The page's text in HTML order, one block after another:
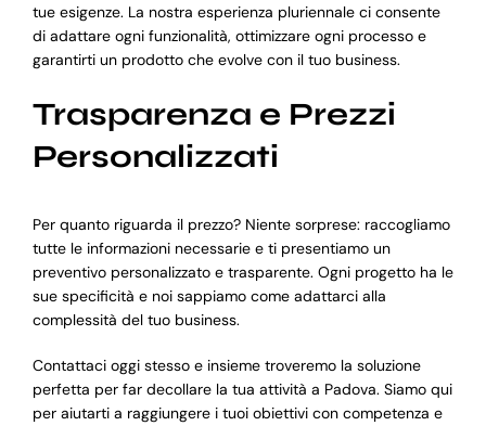
tue esigenze. La nostra esperienza pluriennale ci consente
di adattare ogni funzionalità, ottimizzare ogni processo e
garantirti un prodotto che evolve con il tuo business.
Trasparenza e Prezzi
Personalizzati
Per quanto riguarda il prezzo? Niente sorprese: raccogliamo
tutte le informazioni necessarie e ti presentiamo un
preventivo personalizzato e trasparente. Ogni progetto ha le
sue specificità e noi sappiamo come adattarci alla
complessità del tuo business.
Contattaci oggi stesso e insieme troveremo la soluzione
perfetta per far decollare la tua attività a Padova. Siamo qui
per aiutarti a raggiungere i tuoi obiettivi con competenza e